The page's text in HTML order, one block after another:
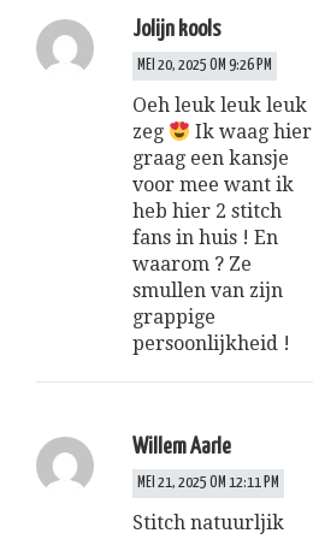
Jolijn kools
MEI 20, 2025 OM 9:26 PM
Oeh leuk leuk leuk
zeg
Ik waag hier
graag een kansje
voor mee want ik
heb hier 2 stitch
fans in huis ! En
waarom ? Ze
smullen van zijn
grappige
persoonlijkheid !
Willem Aarle
MEI 21, 2025 OM 12:11 PM
Stitch natuurljik